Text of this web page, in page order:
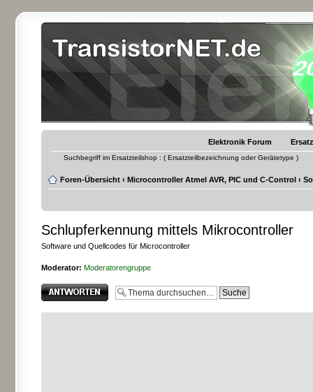
Elektronik Forum
Suchbegriff im Ersatzteilshop : ( Ersatzteilbezeichnung oder Gerätetype )
Foren-Übersicht ‹ Microcontroller Atmel AVR, PIC und C-Control ‹
Schlupferkennung mittels Mikrocontroller
Software und Quellcodes für Microcontroller
Moderator: Moderatorengruppe
Antwort erstellen